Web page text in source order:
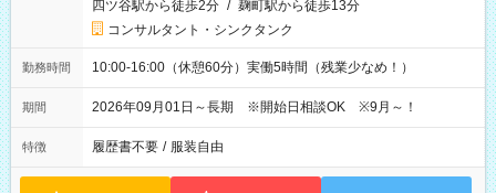
四ツ谷駅から徒歩2分 / 麹町駅から徒歩13分
コンサルタント・シンクタンク
勤務時間 10:00-16:00（休憩60分）実働5時間（残業少なめ！）
期間 2026年09月01日～長期 ※開始日相談OK ※9月～！
特徴 履歴書不要 / 服装自由